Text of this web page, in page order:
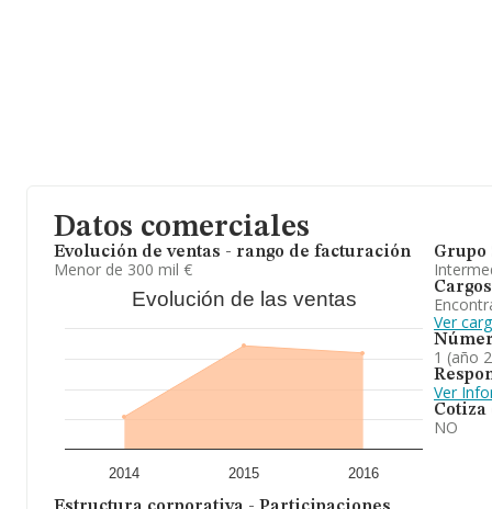
Datos comerciales
Evolución de ventas - rango de facturación
Menor de 300 mil €
Evolución de las ventas
2014 2015 2016
Grupo
Cargos
Ver
1 (año
Ver
Cotiza
NO